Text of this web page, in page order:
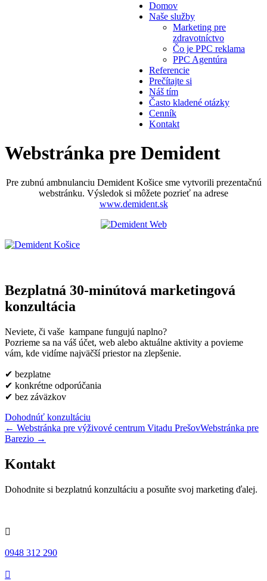
Domov
Naše služby
Marketing pre
zdravotníctvo
Čo je PPC reklama
PPC Agentúra
Referencie
Prečítajte si
Náš tím
Často kladené otázky
Cenník
Kontakt
Webstránka pre Demident
Pre zubnú ambnulanciu Demident Košice sme vytvorili prezentačnú
webstránku. Výsledok si môžete pozrieť na adrese
www.demident.sk
Bezplatná 30-minútová marketingová
konzultácia
Neviete, či vaše kampane fungujú naplno?
Pozrieme sa na váš účet, web alebo aktuálne aktivity a povieme
vám, kde vidíme najväčší priestor na zlepšenie.
✔ bezplatne
✔ konkrétne odporúčania
✔ bez záväzkov
Dohodnúť konzultáciu
← Webstránka pre výživové centrum Vitadu PrešovWebstránka pre
Barezio →
Kontakt
Dohodnite si bezplatnú konzultáciu a posuňte svoj marketing ďalej.

0948 312 290
